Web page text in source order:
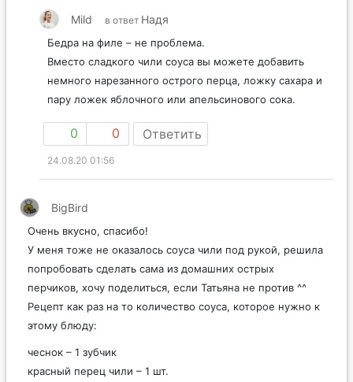
Mild в ответ Надя
Бедра на филе – не проблема.
Вместо сладкого чили соуса вы можете добавить
немного нарезанного острого перца, ложку сахара и
пару ложек яблочного или апельсинового сока.
0 0 Ответить
24.08.20 01:56
BigBird
Очень вкусно, спасибо!
У меня тоже не оказалось соуса чили под рукой, решила
попробовать сделать сама из домашних острых
перчиков, хочу поделиться, если Татьяна не против ^^
Рецепт как раз на то количество соуса, которое нужно к
этому блюду:
чеснок – 1 зубчик
красный перец чили – 1 шт.